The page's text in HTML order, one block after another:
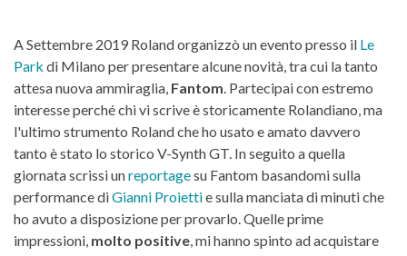
A Settembre 2019 Roland organizzò un evento presso il Le
Park di Milano per presentare alcune novità, tra cui la tanto
attesa nuova ammiraglia, Fantom . Partecipai con estremo
interesse perché chi vi scrive è storicamente Rolandiano, ma
l'ultimo strumento Roland che ho usato e amato davvero
tanto è stato lo storico V-Synth GT. In seguito a quella
giornata scrissi unreportagesu Fantom basandomi sulla
performance diGianni Proiettie sulla manciata di minuti che
ho avuto a disposizione per provarlo. Quelle prime
impressioni, molto positive , mi hanno spinto ad acquistare